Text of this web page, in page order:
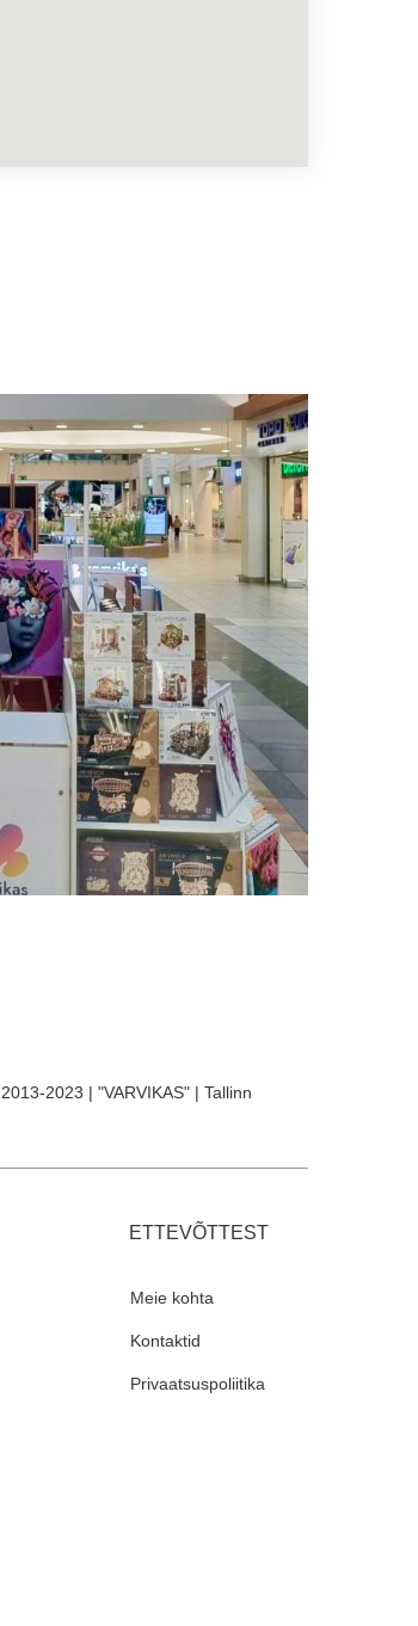
2013-2023 | "VARVIKAS" | Tallinn
Kontaktid
Privaatsuspoliitika
Meie kohta
ETTEVÕTTEST